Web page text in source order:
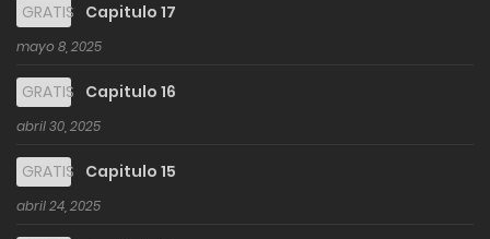
GRATIS Capitulo 17
mayo 8, 2025
GRATIS Capitulo 16
abril 30, 2025
GRATIS Capitulo 15
abril 24, 2025